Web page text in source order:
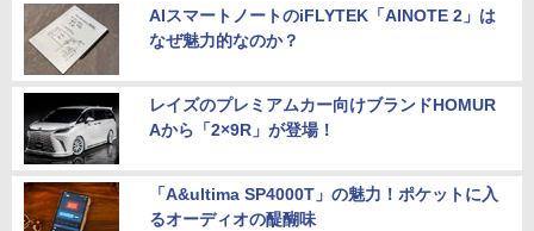
AIスマートノートのiFLYTEK「AINOTE 2」は
なぜ魅力的なのか？
レイズのプレミアムカー向けブランドHOMUR
Aから「2×9R」が登場！
「A&ultima SP4000T」の魅力！ポケットに入
るオーディオの醍醐味